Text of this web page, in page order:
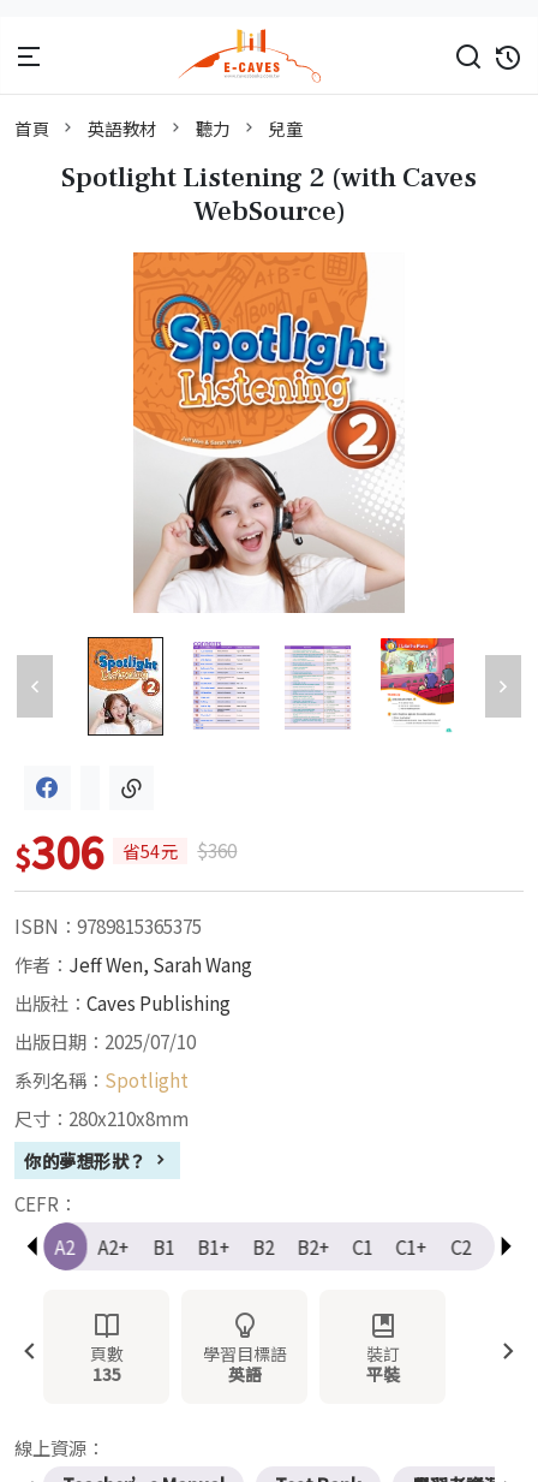
首頁 英語教材 聽力 兒童
Spotlight Listening 2 (with Caves
WebSource)
$306 省54元 $360
ISBN：9789815365375
作者： Jeff Wen, Sarah Wang
出版社： Caves Publishing
出版日期：2025/07/10
系列名稱： Spotlight
尺寸：280x210x8mm
你的夢想形狀？
CEFR：
A1+
A2 A2+ B1 B1+ B2 B2+ C1 C1+ C2
頁數
135
學習目標語
英語
裝訂
平裝
線上資源：